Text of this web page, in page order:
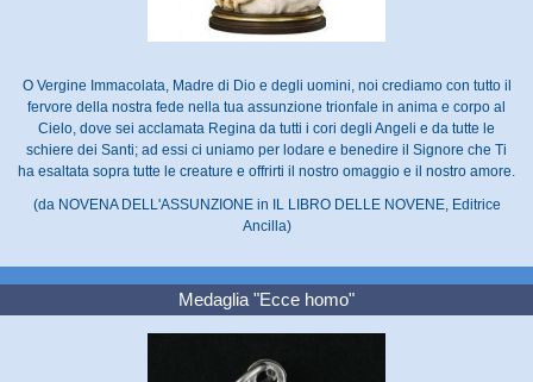
O Vergine Immacolata, Madre di Dio e degli uomini, noi crediamo con tutto il
fervore della nostra fede nella tua assunzione trionfale in anima e corpo al
Cielo, dove sei acclamata Regina da tutti i cori degli Angeli e da tutte le
schiere dei Santi; ad essi ci uniamo per lodare e benedire il Signore che Ti
ha esaltata sopra tutte le creature e offrirti il nostro omaggio e il nostro amore.
(da NOVENA DELL'ASSUNZIONE in IL LIBRO DELLE NOVENE, Editrice
Ancilla)
Medaglia "Ecce homo"